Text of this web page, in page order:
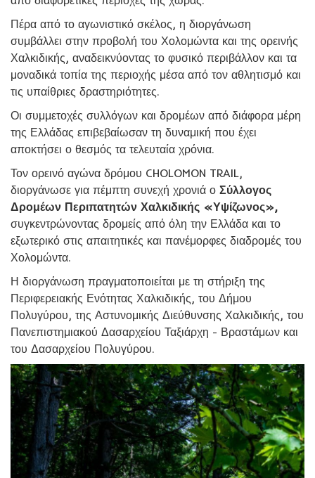
Πέρα από το αγωνιστικό σκέλος, η διοργάνωση
συμβάλλει στην προβολή του Χολομώντα και της ορεινής
Χαλκιδικής, αναδεικνύοντας το φυσικό περιβάλλον και τα
μοναδικά τοπία της περιοχής μέσα από τον αθλητισμό και
τις υπαίθριες δραστηριότητες.
Οι συμμετοχές συλλόγων και δρομέων από διάφορα μέρη
της Ελλάδας επιβεβαίωσαν τη δυναμική που έχει
αποκτήσει ο θεσμός τα τελευταία χρόνια.
Τον ορεινό αγώνα δρόμου CHOLOMON TRAIL,
διοργάνωσε για πέμπτη συνεχή χρονιά ο Σύλλογος
Δρομέων Περιπατητών Χαλκιδικής «Υψίζωνος»,
συγκεντρώνοντας δρομείς από όλη την Ελλάδα και το
εξωτερικό στις απαιτητικές και πανέμορφες διαδρομές του
Χολομώντα.
Η διοργάνωση πραγματοποιείται με τη στήριξη της
Περιφερειακής Ενότητας Χαλκιδικής, του Δήμου
Πολυγύρου, της Αστυνομικής Διεύθυνσης Χαλκιδικής, του
Πανεπιστημιακού Δασαρχείου Ταξιάρχη - Βραστάμων και
του Δασαρχείου Πολυγύρου.